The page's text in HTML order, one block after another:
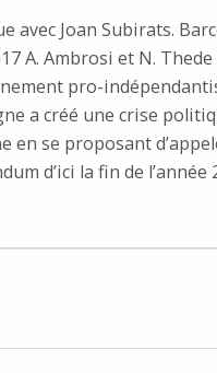
avec Joan Subirats.
A. Ambrosi et N.
pro-
a créé une crise
en se proposant
d’ici la fin de l’année